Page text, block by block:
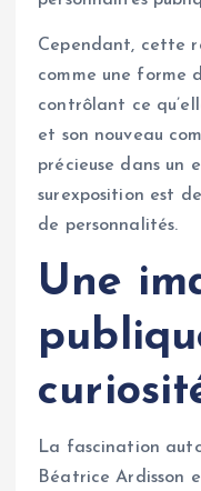
Cependant, cette
comme une forme
contrôlant ce
et son nouveau
précieuse dans un
surexposition est
de personnalités.
Une
La fascination
Béatrice Ardisson